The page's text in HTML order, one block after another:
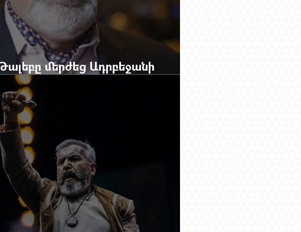
մերժեց Ադրբեջանի
Ռուբեն Վարդանյանին